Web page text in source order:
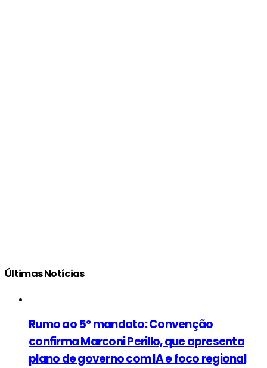
Últimas Notícias
Rumo ao 5º mandato: Convenção
confirma Marconi Perillo, que apresenta
plano de governo com IA e foco regional